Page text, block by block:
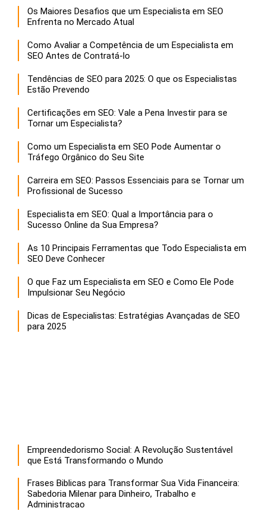
Os Maiores Desafios que um Especialista em SEO
Enfrenta no Mercado Atual
Como Avaliar a Competência de um Especialista em
SEO Antes de Contratá-lo
Tendências de SEO para 2025: O que os Especialistas
Estão Prevendo
Certificações em SEO: Vale a Pena Investir para se
Tornar um Especialista?
Como um Especialista em SEO Pode Aumentar o
Tráfego Orgânico do Seu Site
Carreira em SEO: Passos Essenciais para se Tornar um
Profissional de Sucesso
Especialista em SEO: Qual a Importância para o
Sucesso Online da Sua Empresa?
As 10 Principais Ferramentas que Todo Especialista em
SEO Deve Conhecer
O que Faz um Especialista em SEO e Como Ele Pode
Impulsionar Seu Negócio
Dicas de Especialistas: Estratégias Avançadas de SEO
para 2025
Empreendedorismo Social: A Revolução Sustentável
que Está Transformando o Mundo
Frases Biblicas para Transformar Sua Vida Financeira:
Sabedoria Milenar para Dinheiro, Trabalho e
Administracao